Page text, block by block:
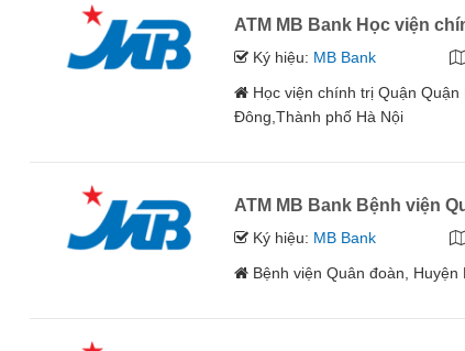
ATM MB Bank Học viện
Ký hiệu: MB Bank
Học viện chính trị Quận
Đông,Thành phố Hà Nội
ATM MB Bank Bệnh viện
Ký hiệu: MB Bank
Bệnh viện Quân đoàn,